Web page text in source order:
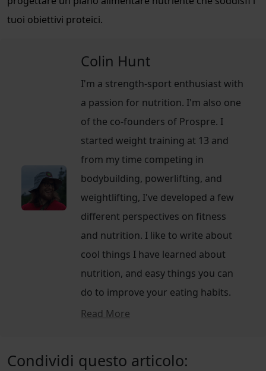
tuoi obiettivi proteici.
Colin Hunt
I'm a strength-sport enthusiast with
a passion for nutrition. I'm also one
of the co-founders of Prospre. I
started weight training at 13 and
from my time competing in
bodybuilding, powerlifting, and
weightlifting, I've developed a few
different perspectives on fitness
and nutrition. I like to write about
cool things I have learned about
nutrition, and easy things you can
do to improve your eating habits.
Read More
Condividi questo articolo: